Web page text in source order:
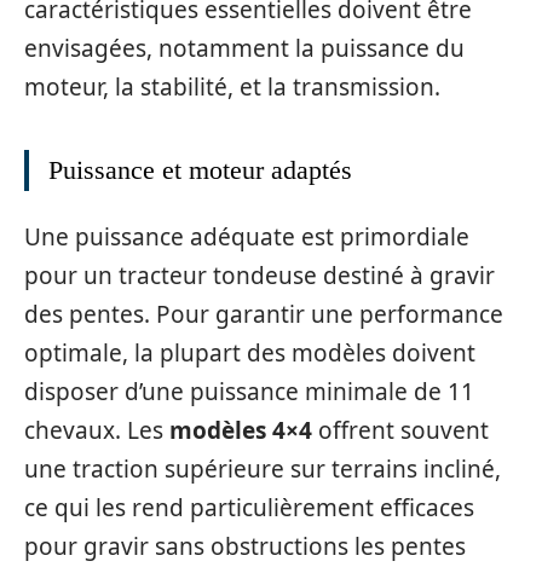
caractéristiques essentielles doivent être
envisagées, notamment la puissance du
moteur, la stabilité, et la transmission.
Puissance et moteur adaptés
Une puissance adéquate est primordiale
pour un tracteur tondeuse destiné à gravir
des pentes. Pour garantir une performance
optimale, la plupart des modèles doivent
disposer d’une puissance minimale de 11
chevaux. Les modèles 4×4 offrent souvent
une traction supérieure sur terrains incliné,
ce qui les rend particulièrement efficaces
pour gravir sans obstructions les pentes